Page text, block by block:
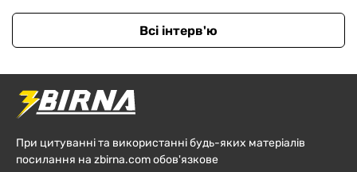
Всі інтерв'ю
При цитуванні та використанні будь-яких матеріалів
посилання на zbirna.com обов'язкове